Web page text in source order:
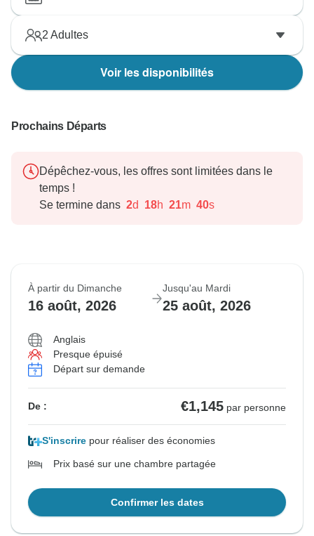
2 Adultes
Voir les disponibilités
Prochains Départs
Dépêchez-vous, les offres sont limitées dans le
temps !
Se termine dans 2d 18h 21m 38s
À partir du Dimanche
16 août, 2026
Jusqu'au Mardi
25 août, 2026
Anglais
Presque épuisé
Départ sur demande
De : €1,145 par personne
S'inscrire pour réaliser des économies
Prix basé sur une chambre partagée
Confirmer les dates